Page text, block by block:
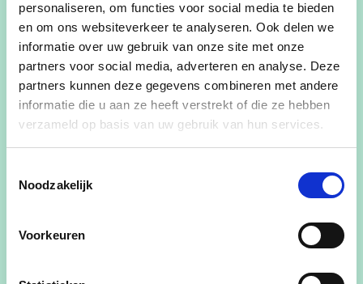
personaliseren, om functies voor social media te bieden
en om ons websiteverkeer te analyseren. Ook delen we
informatie over uw gebruik van onze site met onze
partners voor social media, adverteren en analyse. Deze
partners kunnen deze gegevens combineren met andere
informatie die u aan ze heeft verstrekt of die ze hebben
verzameld op basis van uw gebruik van hun services.
Noodzakelijk
Voorkeuren
Deel dit evenement
Kom jij ook?
Voornaam